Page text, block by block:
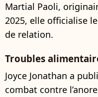
Martial Paoli,
2025, elle officialise
de relation.
Troubles
Joyce Jonathan a
combat contre